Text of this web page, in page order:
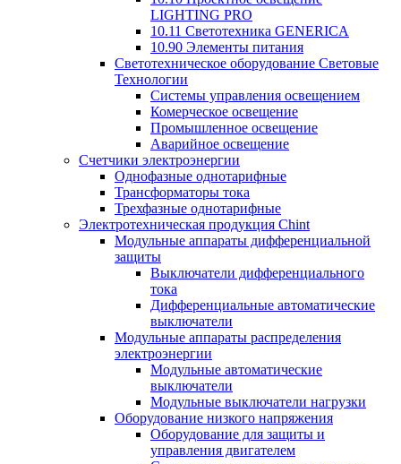
LIGHTING PRO
10.11 Светотехника GENERICA
10.90 Элементы питания
Светотехническое оборудование Световые
Технологии
Системы управления освещением
Комерческое освещение
Промышленное освещение
Аварийное освещение
Счетчики электроэнергии
Однофазные однотарифные
Трансформаторы тока
Трехфазные однотарифные
Электротехническая продукция Chint
Модульные аппараты дифференциальной
защиты
Выключатели дифференциального
тока
Дифференциальные автоматические
выключатели
Модульные аппараты распределения
электроэнергии
Модульные автоматические
выключатели
Модульные выключатели нагрузки
Оборудование низкого напряжения
Оборудование для защиты и
управления двигателем